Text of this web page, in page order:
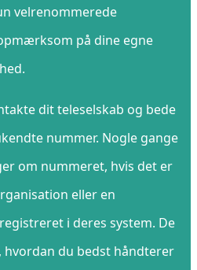
velrenommerede
på dine egne
dit teleselskab og bede
nummer. Nogle gange
om nummeret, hvis det er
eller en
i deres system. De
hvordan du bedst håndterer